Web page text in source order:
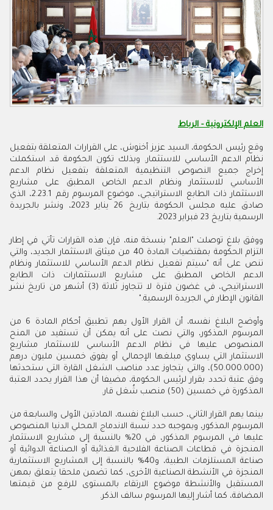
العلم الإلكترونية - الرباط
وقع رئيس الحكومة، السيد عزيز أخنوش، على القرارات المتعلقة بتفعيل
نظام الدعم الأساسي للاستثمار. وبذلك تكون‏ الحكومة قد استكملت
إخراج جميع النصوص التنظيمية المتعلقة بتفعيل نظام الدعم
الأساسي للاستثمار ونظام الدعم الخاص المطبق على مشاريع
الاستثمار ‏ذات الطابع الاستراتيجي، موضوع المرسوم رقم 2.23.1، الذي
صادق عليه مجلس الحكومة بتاريخ 26 يناير 2023، ونشر بالجريدة
الرسمية بتاريخ 23 فبراير 2023
.
ووفق بلاغ توصلت "العلم" بنسخة منه، فإن هذه القرارات تأتي في إطار
التزام الحكومة بمقتضيات المادة 40 من ميثاق الاستثمار الجديد، والتي
تنص على أنه "سيتم تفعيل نظام الدعم الأساسي للاستثمار ونظام
الدعم الخاص المطبق على مشاريع الاستثمارات ذات الطابع
الاستراتيجي، في غضون فترة لا تتجاوز ثلاثة (3) أشهر من تاريخ نشر
القانون الإطار في الجريدة الرسمية".
وأوضح البلاغ نفسه، أن القرار الأول يهم تطبيق أحكام المادة 6 من
المرسوم المذكور، والتي نصت على أنه يمكن أن تستفيد من المنح
المنصوص عليها في نظام الدعم الأساسي للاستثمار مشاريع
الاستثمار التي يساوي مبلغها الإجمالي أو يفوق خمسين مليون درهم
(50.000.000)، والتي يتجاوز عدد مناصب الشغل القارة التي ستحدثها
وفق عتبة تحدد بقرار لرئيس الحكومة، مضيفا أن هذا القرار يحدد العتبة
المذكورة في خمسين (50) منصب شُغل قار
.
بينما يهم القرار الثاني، حسب البلاغ نفسه، المادتين الأولى والسابعة من
المرسوم المذكور، وبموجبه حدد نسبة الاندماج المحلي الدنيا المنصوص
عليها في المرسوم المذكور، في 20% بالنسبة إلى مشاريع الاستثمار
المنجزة في قطاعات الصناعة الفلاحية الغذائية أو الصناعة الدوائية أو
صناعة المستلزمات الطبية، و40% بالنسبة إلى المشاريع الاستثمارية
المنجزة في الأنشطة الصناعية الأخرى، كما تضمن ملحقا يتعلق بمهن
المستقبل والأنشطة موضوع الارتقاء بالمستوى للرفع من قيمتها
المضافة، كما أشار إليها المرسوم سالف الذكر.